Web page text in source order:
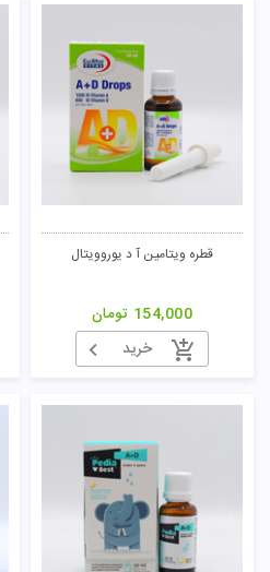
قطره ویتامین آ د یوروویتال
154,000 تومان
خرید